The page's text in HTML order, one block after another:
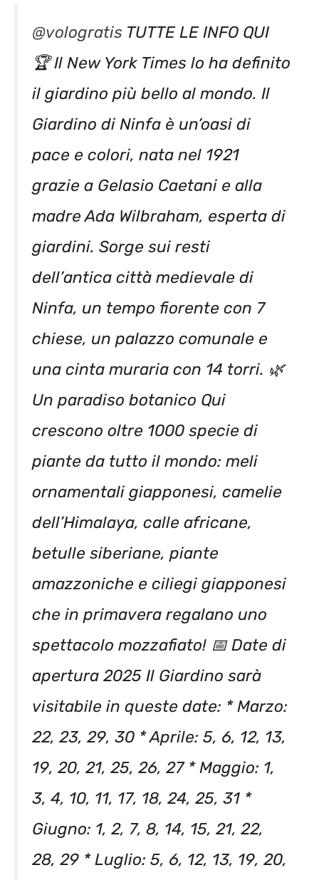
@vologratis TUTTE LE INFO QUI
🏆 Il New York Times lo ha definito
il giardino più bello al mondo. Il
Giardino di Ninfa è un’oasi di
pace e colori, nata nel 1921
grazie a Gelasio Caetani e alla
madre Ada Wilbraham, esperta di
giardini. Sorge sui resti
dell’antica città medievale di
Ninfa, un tempo fiorente con 7
chiese, un palazzo comunale e
una cinta muraria con 14 torri. 🌿
Un paradiso botanico Qui
crescono oltre 1000 specie di
piante da tutto il mondo: meli
ornamentali giapponesi, camelie
dell’Himalaya, calle africane,
betulle siberiane, piante
amazzoniche e ciliegi giapponesi
che in primavera regalano uno
spettacolo mozzafiato! 📅 Date di
apertura 2025 Il Giardino sarà
visitabile in queste date: * Marzo:
22, 23, 29, 30 * Aprile: 5, 6, 12, 13,
19, 20, 21, 25, 26, 27 * Maggio: 1,
3, 4, 10, 11, 17, 18, 24, 25, 31 *
Giugno: 1, 2, 7, 8, 14, 15, 21, 22,
28, 29 * Luglio: 5, 6, 12, 13, 19, 20,